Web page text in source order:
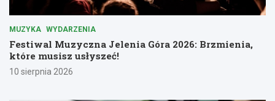
MUZYKA WYDARZENIA
Festiwal Muzyczna Jelenia Góra 2026: Brzmienia,
które musisz usłyszeć!
10 sierpnia 2026